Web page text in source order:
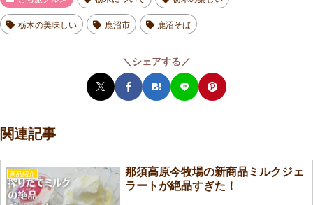
栃木の美味しい 鹿沼市 鹿沼そば
＼シェアする／
関連記事
商品紹介
那須高原今牧場の新商品ミルクジェ
ラートが絶品すぎた！